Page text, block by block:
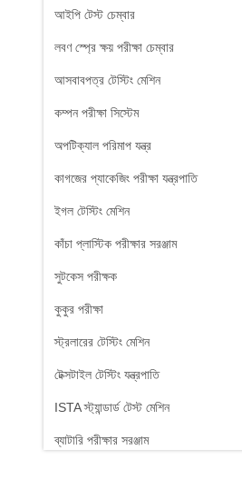
আইপি টেস্ট চেম্বার
লবণ স্প্রে ক্ষয় পরীক্ষা চেম্বার
আসবাবপত্র টেস্টিং মেশিন
কম্পন পরীক্ষা সিস্টেম
অপটিক্যাল পরিমাপ যন্ত্র
কাগজের প্যাকেজিং পরীক্ষা যন্ত্রপাতি
ইগল টেস্টিং মেশিন
কাঁচা প্লাস্টিক পরীক্ষার সরঞ্জাম
সুটকেস পরীক্ষক
কুকুর পরীক্ষা
স্ট্রলারের টেস্টিং মেশিন
টেক্সটাইল টেস্টিং যন্ত্রপাতি
ISTA স্ট্যান্ডার্ড টেস্ট মেশিন
ব্যাটারি পরীক্ষার সরঞ্জাম